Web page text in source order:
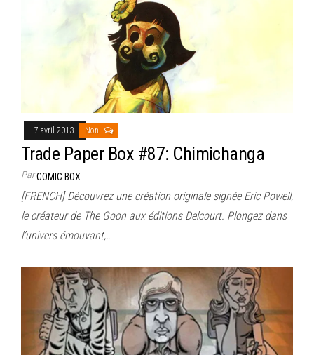
7 avril 2013 Non
Trade Paper Box #87: Chimichanga
ParCOMIC BOX
[FRENCH] Découvrez une création originale signée Eric Powell,
le créateur de The Goon aux éditions Delcourt. Plongez dans
l’univers émouvant,…